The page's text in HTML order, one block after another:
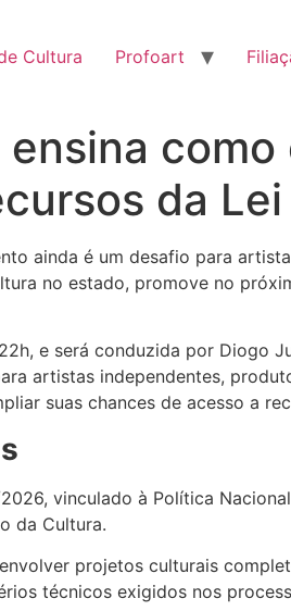
Cultura Profoart
como
da
ainda é um desafio para
no estado, promove no
e será conduzida por Diogo
artistas independentes,
suas chances de acesso a
vinculado à Política
da Cultura.
projetos culturais
técnicos exigidos nos